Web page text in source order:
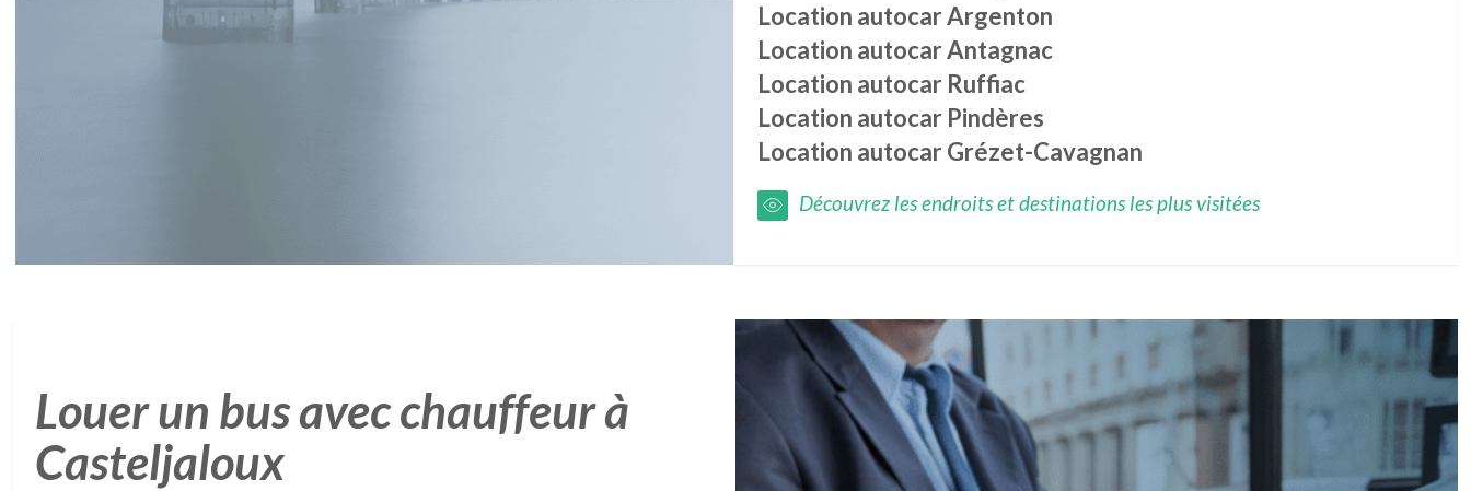
Location autocarArgenton
Location autocarAntagnac
Location autocar Ruffiac
Location autocar Pindères
Location autocarGrézet-Cavagnan
Découvrez les endroits et destinations les plus visitées
Louer un bus avec chauffeur à
Casteljaloux